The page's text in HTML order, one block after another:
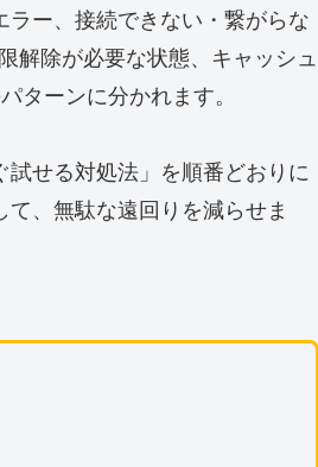
ー、接続できない・繋がらな
解除が必要な状態、キャッシュ
ターンに分かれます。
せる対処法」を順番どおりに
、無駄な遠回りを減らせま